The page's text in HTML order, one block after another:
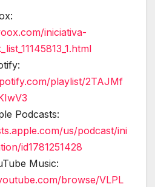
iniciativa-
playlist/2TAJMf
Podcasts:
us/podcast/ini
id1781251428
Music:
browse/VLPL